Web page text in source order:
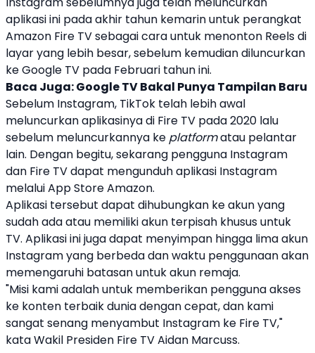
aplikasi ini pada akhir tahun kemarin untuk perangkat
Amazon Fire TV sebagai cara untuk menonton Reels di
layar yang lebih besar, sebelum kemudian diluncurkan
ke Google TV pada Februari tahun ini.
Baca Juga:Google TV Bakal Punya Tampilan Baru
Sebelum Instagram, TikTok telah lebih awal
meluncurkan aplikasinya di Fire TV pada 2020 lalu
sebelum meluncurkannya ke platformatau pelantar
lain. Dengan begitu, sekarang pengguna Instagram
dan Fire TV dapat mengunduh aplikasi Instagram
melalui App Store Amazon.
Aplikasi tersebut dapat dihubungkan ke akun yang
sudah ada atau memiliki akun terpisah khusus untuk
TV. Aplikasi ini juga dapat menyimpan hingga lima akun
Instagramyang berbeda dan waktu penggunaan akan
memengaruhi batasan untuk akun remaja.
"Misi kami adalah untuk memberikan pengguna akses
ke konten terbaik dunia dengan cepat, dan kami
sangat senang menyambut Instagram ke Fire TV,"
kata Wakil Presiden Fire TV Aidan Marcuss.